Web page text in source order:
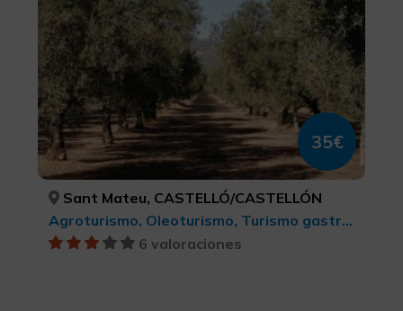
35€
Sant Mateu, CASTELLÓ/CASTELLÓN
Agroturismo, Oleoturismo, Turismo gastronómico, Turismo rural y natural
6 valoraciones